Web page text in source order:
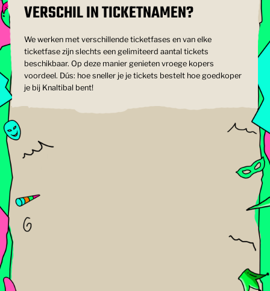
VERSCHIL IN TICKETNAMEN?
We werken met verschillende ticketfases en van elke
ticketfase zijn slechts een gelimiteerd aantal tickets
beschikbaar. Op deze manier genieten vroege kopers
voordeel. Dús: hoe sneller je je tickets bestelt hoe goedkoper
je bij Knaltibal bent!